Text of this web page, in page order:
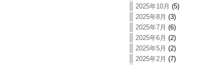
2025年10月 (5)
2025年8月 (3)
2025年7月 (6)
2025年6月 (2)
2025年5月 (2)
2025年2月 (7)